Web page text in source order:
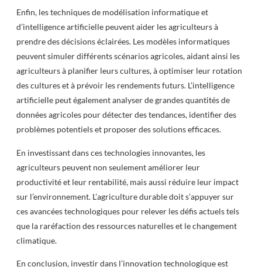
Enfin, les techniques de modélisation informatique et
d’intelligence artificielle peuvent aider les agriculteurs à
prendre des décisions éclairées. Les modèles informatiques
peuvent simuler différents scénarios agricoles, aidant ainsi les
agriculteurs à planifier leurs cultures, à optimiser leur rotation
des cultures et à prévoir les rendements futurs. L’intelligence
artificielle peut également analyser de grandes quantités de
données agricoles pour détecter des tendances, identifier des
problèmes potentiels et proposer des solutions efficaces.
En investissant dans ces technologies innovantes, les
agriculteurs peuvent non seulement améliorer leur
productivité et leur rentabilité, mais aussi réduire leur impact
sur l’environnement. L’agriculture durable doit s’appuyer sur
ces avancées technologiques pour relever les défis actuels tels
que la raréfaction des ressources naturelles et le changement
climatique.
En conclusion, investir dans l’innovation technologique est